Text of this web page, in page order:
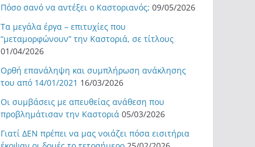
Πόσο σανό να αντέξει ο Καστοριανός; 09/05/2026
Τα μεγάλα έργα – επιτυχίες που
“μεταμορφώνουν” την Καστοριά, σε τίτλους
01/04/2026
Ορθή επανάληψη και συμπλήρωση ανάκλησης
του από 14/01/2021 16/03/2026
Οι συμβάσεις με απευθείας ανάθεση που
προβλημάτισαν την Καστοριά 05/03/2026
Γιατί ΔΕΝ πρέπει να μας νοιάζει πόσα εισιτήρια